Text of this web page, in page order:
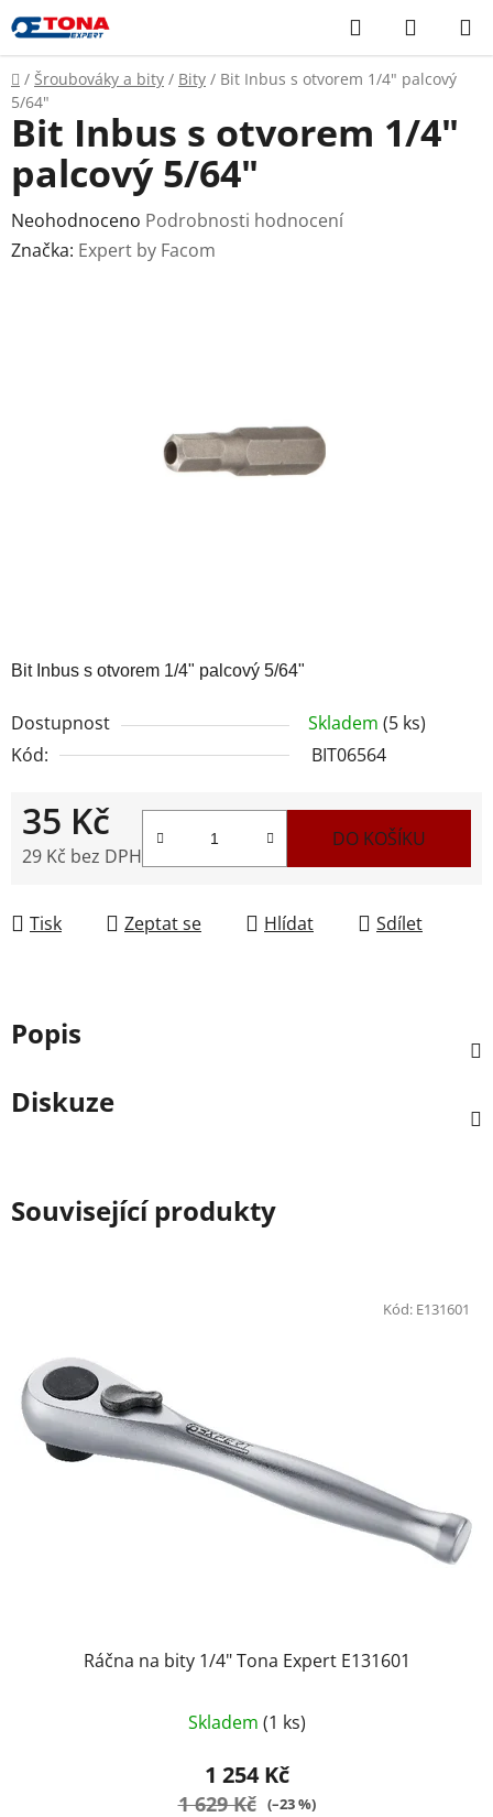
Přejít
na
obsah
Hledat
KOŠÍK
Domů
/ Šroubováky a bity / Bity / Bit Inbus s otvorem 1/4" palcový
5/64"
Bit Inbus s otvorem 1/4" palcový 5/64"
Dostupnost Skladem (5 ks)
Kód:
BIT06564
35 Kč
29 Kč bez DPH
DO KOŠÍKU
Tisk Zeptat se Hlídat Sdílet
Bit Inbus s otvorem 1/4"
palcový 5/64"
Průměrné
hodnocení
Neohodnoceno Podrobnosti hodnocení
Značka: Expert by Facom
Popis
Diskuze
Související produkty
Ráčna na bity 1/4" Tona Expert E131601
Skladem (1 ks)
1 254 Kč
1 629 Kč (–23 %)
Kód: E131601